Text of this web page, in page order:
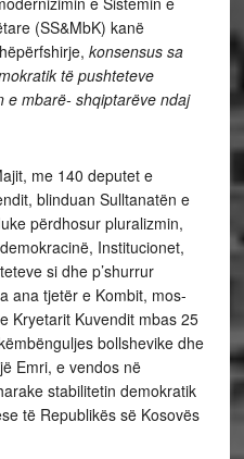
(SS&MbK) kanë
konsensus sa
të pushteteve
e mbarë- shqiptarëve ndaj
me 140 deputet e
blinduan Sulltanatën e
përdhosur pluralizmin,
Institucionet,
si dhe p’shurrur
ana tjetër e Kombit, mos-
Kryetarit Kuvendit mbas 25
bollshevike dhe
Emri, e vendos në
stabilitetin demokratik
të Republikës së Kosovës